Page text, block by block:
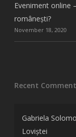
Eveniment online
românești?
November 18, 2020
Recent
Gabriela
Loviștei